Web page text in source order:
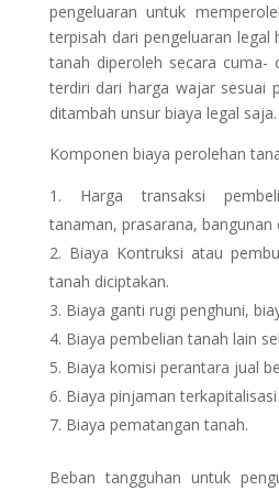
pengeluaran untuk
terpisah dari pengeluaran legal
tanah diperoleh secara cuma-
terdiri dari harga wajar sesuai
ditambah unsur biaya legal saja.
Komponen biaya perolehan
Harga transaksi
tanaman, prasarana, bangunan
Biaya Kontruksi atau
tanah diciptakan.
Biaya ganti rugi penghuni,
Biaya pembelian tanah lain
Biaya komisi perantara jual
Biaya pinjaman
Biaya pematangan tanah.
Beban tangguhan untuk